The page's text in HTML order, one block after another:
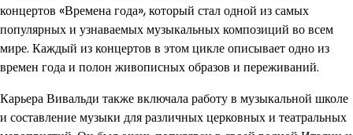
концертов «Времена года», который стал одной из самых
популярных и узнаваемых музыкальных композиций во всем
мире. Каждый из концертов в этом цикле описывает одно из
времен года и полон живописных образов и переживаний.
Карьера Вивальди также включала работу в музыкальной школе
и составление музыки для различных церковных и театральных